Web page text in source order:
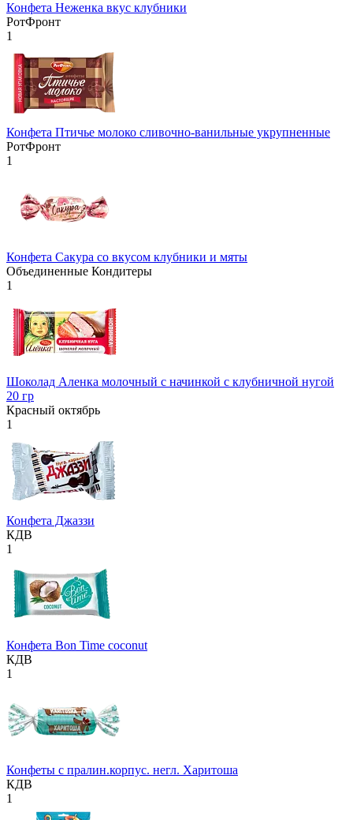
Конфета Неженка вкус клубники
РотФронт
1
Конфета Птичье молоко сливочно-ванильные укрупненные
РотФронт
1
Конфета Сакура со вкусом клубники и мяты
Объединенные Кондитеры
1
Шоколад Аленка молочный с начинкой с клубничной нугой
20 гр
Красный октябрь
1
Конфета Джаззи
КДВ
1
Конфета Bon Time coconut
КДВ
1
Конфеты с пралин.корпус. негл. Харитоша
КДВ
1